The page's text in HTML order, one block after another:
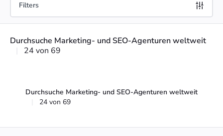
Durchsuche Marketing- und SEO-Agenturen weltweit
24 von 69
Filters
Durchsuche Marketing- und SEO-Agenturen weltweit
24 von 69